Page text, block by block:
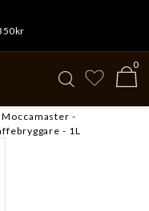
0
Moccamaster -
- 1L